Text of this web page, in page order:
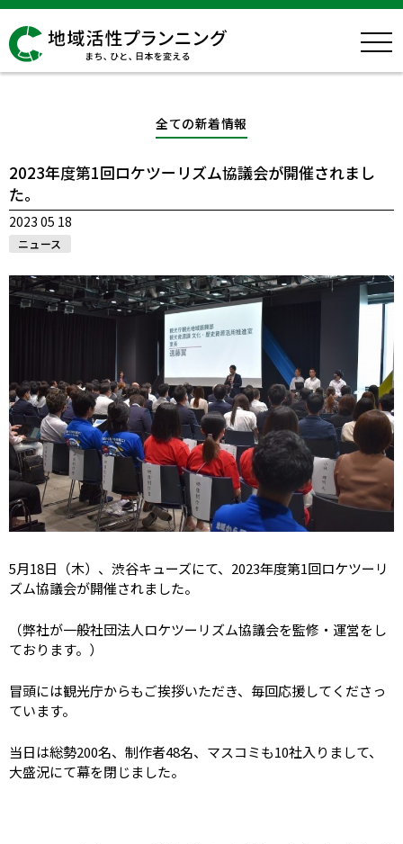
全ての新着情報
2023年度第1回ロケツーリズム協議会が開催されまし
た。
2023 05 18
ニュース
5月18日（木）、渋谷キューズにて、 2023年度第1回ロケツーリ
ズム協議会が開催されました。
（弊社が一般社団法人ロケツーリズム協議会を監修・運営をし
ております。）
冒頭には観光庁からもご挨拶いただき、毎回応援してくださっ
ています。
当日は総勢200名、制作者48名、マスコミも10社入りまして、
大盛況にて幕を閉じました。